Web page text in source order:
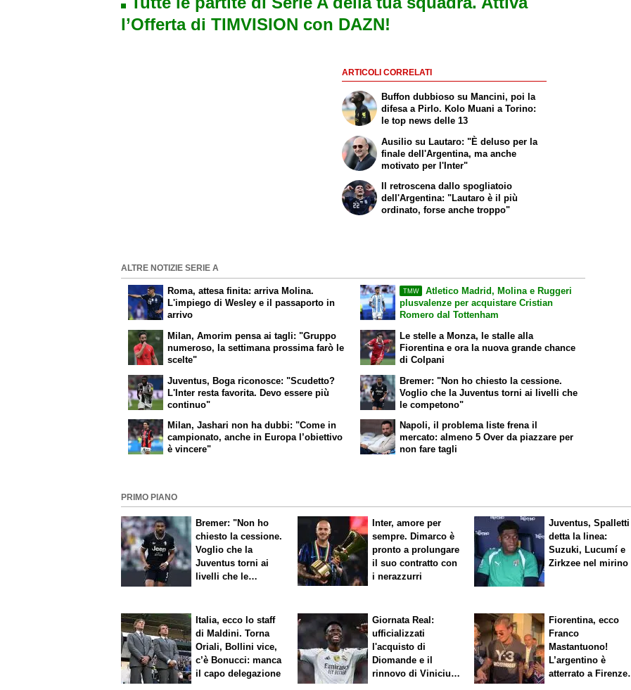
l’Offerta di TIMVISION con DAZN!
ARTICOLI CORRELATI
Buffon dubbioso su Mancini, poi la
difesa a Pirlo. Kolo Muani a Torino:
le top news delle 13
Ausilio su Lautaro: "È deluso per la
finale dell'Argentina, ma anche
motivato per l'Inter"
Il retroscena dallo spogliatoio
dell'Argentina: "Lautaro è il più
ordinato, forse anche troppo"
ALTRE NOTIZIE SERIE A
Roma, attesa finita: arriva Molina.
L'impiego di Wesley e il passaporto in
arrivo
Milan, Amorim pensa ai tagli: "Gruppo
numeroso, la settimana prossima farò le
scelte"
TMW
Atletico Madrid, Molina e Ruggeri
plusvalenze per acquistare Cristian
Romero dal Tottenham
Le stelle a Monza, le stalle alla
Fiorentina e ora la nuova grande chance
di Colpani
Juventus, Boga riconosce: "Scudetto?
L'Inter resta favorita. Devo essere più
continuo"
Milan, Jashari non ha dubbi: "Come in
campionato, anche in Europa l’obiettivo
è vincere"
Bremer: "Non ho chiesto la cessione.
Voglio che la Juventus torni ai livelli che
le competono"
Napoli, il problema liste frena il
mercato: almeno 5 Over da piazzare per
non fare tagli
PRIMO PIANO
Bremer: "Non ho
chiesto la cessione.
Voglio che la
Juventus torni ai
livelli che le
Inter, amore per
sempre. Dimarco è
pronto a prolungare
il suo contratto con
i nerazzurri
Juventus, Spalletti
detta la linea:
Suzuki, Lucumí e
Zirkzee nel mirino
Italia, ecco lo staff
di Maldini. Torna
Oriali, Bollini vice,
c’è Bonucci: manca
il capo delegazione
Giornata Real:
ufficializzati
l'acquisto di
Diomande e il
rinnovo di Vinicius.
Fiorentina, ecco
Franco
Mastantuono!
L’argentino è
atterrato a Firenze,